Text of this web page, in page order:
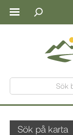
Sök
Sök på karta